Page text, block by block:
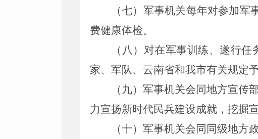
（七）军事机关每年对参加
费健康体检。
（八）对在军事训练、遂行
家、军队、云南省和我市有关规定
（九）军事机关会同地方宣传
力宣扬新时代民兵建设成就，挖掘
（十）军事机关会同同级地方